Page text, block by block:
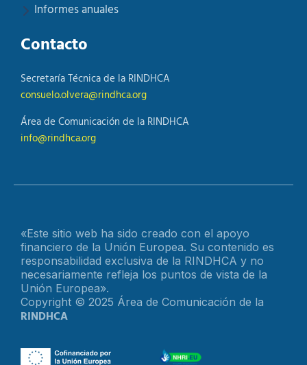
Informes anuales
Contacto
Secretaría Técnica de la RINDHCA
consuelo.olvera@rindhca.org
Área de Comunicación de la RINDHCA
info@rindhca.org
«Este sitio web ha sido creado con el apoyo
financiero de la Unión Europea. Su contenido es
responsabilidad exclusiva de la RINDHCA y no
necesariamente refleja los puntos de vista de la
Unión Europea».
Copyright © 2025 Área de Comunicación de la
RINDHCA